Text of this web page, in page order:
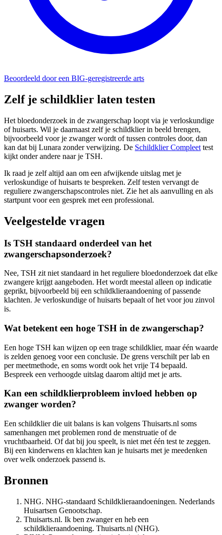
Beoordeeld door een BIG-geregistreerde arts
Zelf je schildklier laten testen
Het bloedonderzoek in de zwangerschap loopt via je verloskundige
of huisarts. Wil je daarnaast zelf je schildklier in beeld brengen,
bijvoorbeeld voor je zwanger wordt of tussen controles door, dan
kan dat bij Lunara zonder verwijzing. De Schildklier Compleet test
kijkt onder andere naar je TSH.
Ik raad je zelf altijd aan om een afwijkende uitslag met je
verloskundige of huisarts te bespreken. Zelf testen vervangt de
reguliere zwangerschapscontroles niet. Zie het als aanvulling en als
startpunt voor een gesprek met een professional.
Veelgestelde vragen
Is TSH standaard onderdeel van het
zwangerschapsonderzoek?
Nee, TSH zit niet standaard in het reguliere bloedonderzoek dat elke
zwangere krijgt aangeboden. Het wordt meestal alleen op indicatie
geprikt, bijvoorbeeld bij een schildklieraandoening of passende
klachten. Je verloskundige of huisarts bepaalt of het voor jou zinvol
is.
Wat betekent een hoge TSH in de zwangerschap?
Een hoge TSH kan wijzen op een trage schildklier, maar één waarde
is zelden genoeg voor een conclusie. De grens verschilt per lab en
per meetmethode, en soms wordt ook het vrije T4 bepaald.
Bespreek een verhoogde uitslag daarom altijd met je arts.
Kan een schildklierprobleem invloed hebben op
zwanger worden?
Een schildklier die uit balans is kan volgens Thuisarts.nl soms
samenhangen met problemen rond de menstruatie of de
vruchtbaarheid. Of dat bij jou speelt, is niet met één test te zeggen.
Bij een kinderwens en klachten kan je huisarts met je meedenken
over welk onderzoek passend is.
Bronnen
NHG. NHG-standaard Schildklieraandoeningen. Nederlands
Huisartsen Genootschap.
Thuisarts.nl. Ik ben zwanger en heb een
schildklieraandoening. Thuisarts.nl (NHG).